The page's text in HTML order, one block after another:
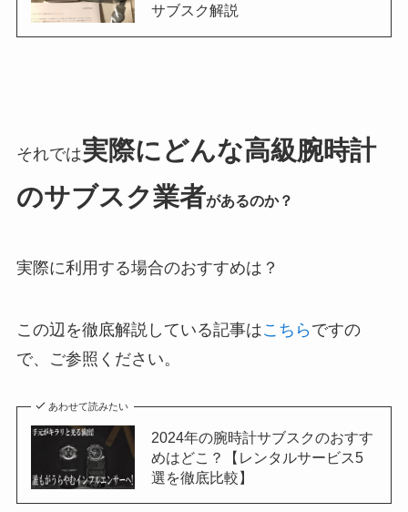
サブスク解説
それでは実際にどんな高級腕時計
のサブスク業者があるのか？
実際に利用する場合のおすすめは？
この辺を徹底解説している記事はこちら ですの
で、ご参照ください。
あわせて読みたい
2024年の腕時計サブスクのおすす
めはどこ？【レンタルサービス5
選を徹底比較】